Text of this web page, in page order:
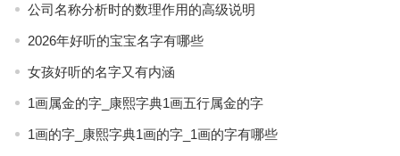
公司名称分析时的数理作用的高级说明
2026年好听的宝宝名字有哪些
女孩好听的名字又有内涵
1画属金的字_康熙字典1画五行属金的字
1画的字_康熙字典1画的字_1画的字有哪些